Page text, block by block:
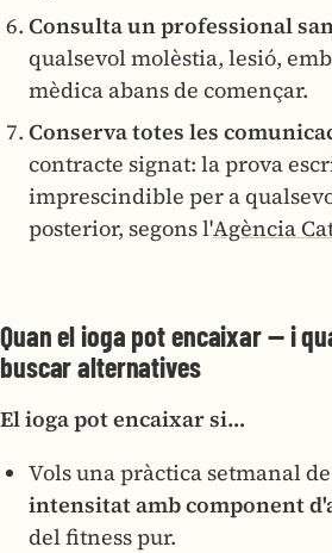
Consulta un professional
qualsevol molèstia, lesió,
mèdica abans de començar.
Conserva totes les
contracte signat: la prova
imprescindible per a
posterior, segons l'Agència
Quan el ioga pot encaixar — i
buscar alternatives
El ioga pot encaixar si…
Vols una pràctica setmanal de
intensitat amb component
del fitness pur.